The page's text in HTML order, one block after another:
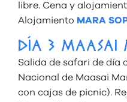
libre. Cena y
Alojamiento MARA
DÍA 3 MAASAI
Salida de safari de día
Nacional de Maasai
con cajas de picnic).